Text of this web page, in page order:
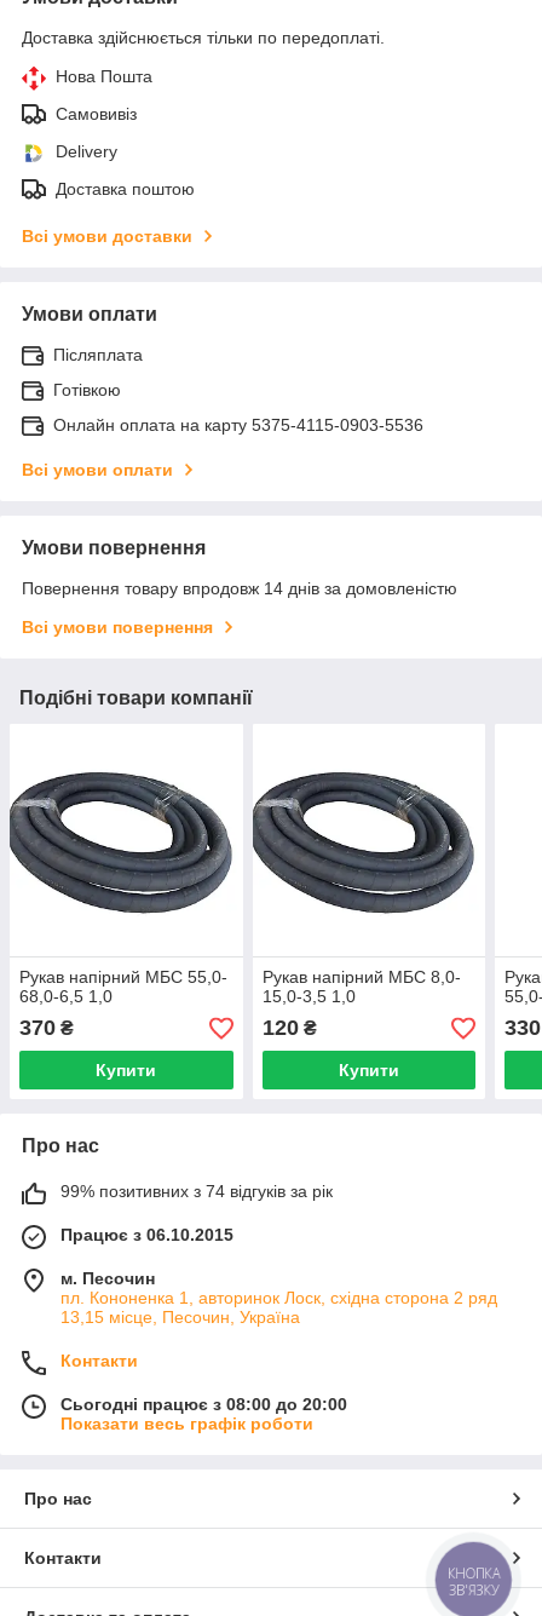
Доставка здійснюється тільки по передоплаті.
Нова Пошта
Самовивіз
Delivery
Доставка поштою
Всі умови доставки
Умови оплати
Післяплата
Готівкою
Онлайн оплата на карту 5375-4115-0903-5536
Всі умови оплати
Умови повернення
Повернення товару впродовж 14 днів за домовленістю
Всі умови повернення
Подібні товари компанії
Рукав напірний МБС 55,0-
68,0-6,5 1,0
370 ₴
Купити
Рукав напірний МБС 8,0-
15,0-3,5 1,0
120₴
Купити
330
Про нас
99% позитивних з 74 відгуків за рік
Працює з 06.10.2015
м. Песочин
пл. Кононенка 1, авторинок Лоск, східна сторона 2 ряд
13,15 місце, Песочин, Україна
Контакти
Сьогодні працює з 08:00 до 20:00
Показати весь графік роботи
Про нас
Контакти
КНОПКА
ЗВ'ЯЗКУ